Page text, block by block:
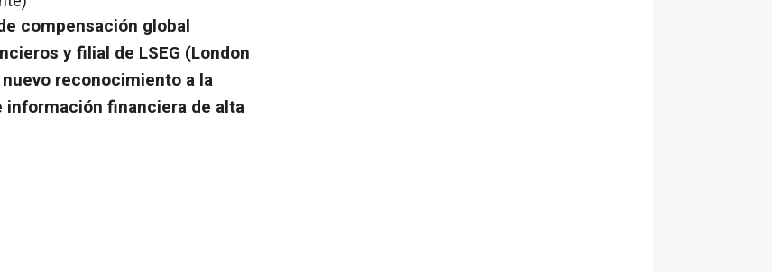
compensación global
y filial de LSEG (London
reconocimiento a la
financiera de alta